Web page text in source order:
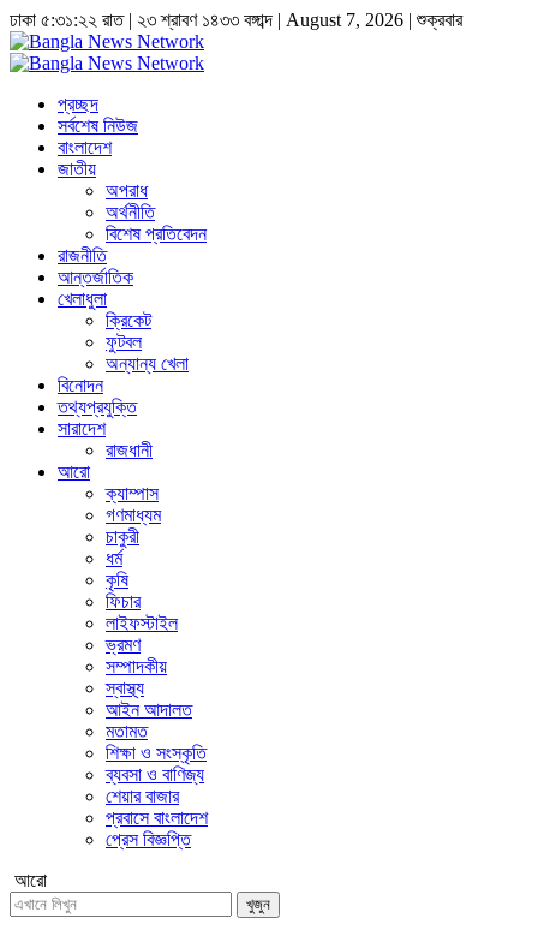
ঢাকা ৫:৩১:২২ রাত| ২৩ শ্রাবণ ১৪৩৩ বঙ্গাব্দ | August 7, 2026 |শুক্রবার
প্রচ্ছদ
সর্বশেষ নিউজ
বাংলাদেশ
জাতীয়
অপরাধ
অর্থনীতি
বিশেষ প্রতিবেদন
রাজনীতি
আন্তর্জাতিক
খেলাধুলা
ক্রিকেট
ফুটবল
অন্যান্য খেলা
বিনোদন
তথ্যপ্রযুক্তি
সারাদেশ
রাজধানী
আরো
ক্যাম্পাস
গণমাধ্যম
চাকুরী
ধর্ম
কৃষি
ফিচার
লাইফস্টাইল
ভ্রমণ
সম্পাদকীয়
স্বাস্থ্য
আইন আদালত
মতামত
শিক্ষা ও সংস্কৃতি
ব্যবসা ও বাণিজ্য
শেয়ার বাজার
প্রবাসে বাংলাদেশ
প্রেস বিজ্ঞপ্তি
আরো
খুজুন